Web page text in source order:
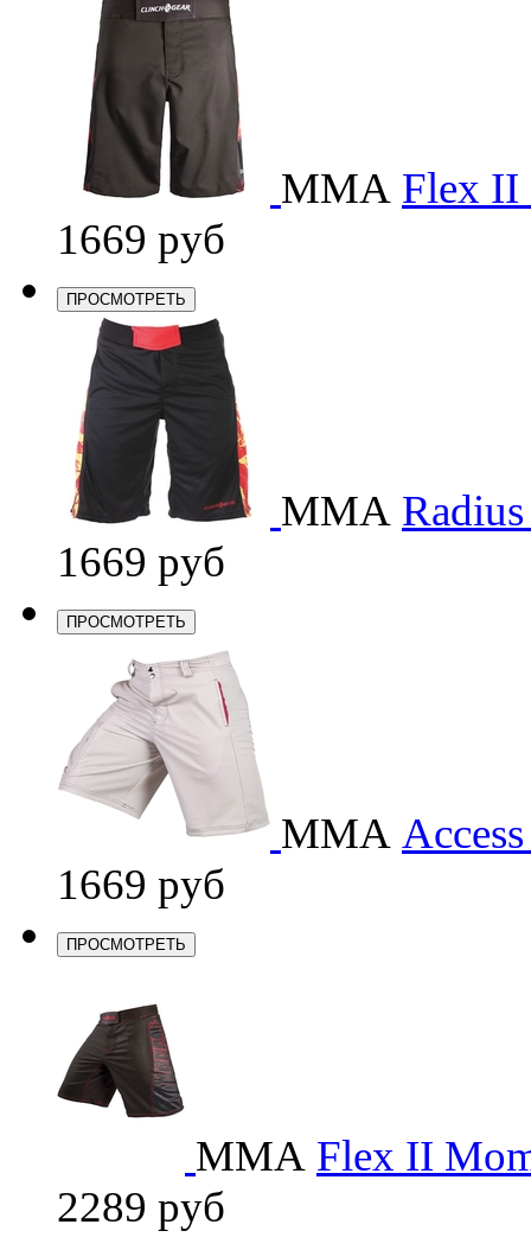
ММА Flex II
1669 руб
ПРОСМОТРЕТЬ
ММА
1669 руб
ПРОСМОТРЕТЬ
ММА
1669 руб
ПРОСМОТРЕТЬ
ММА Flex II
2289 руб